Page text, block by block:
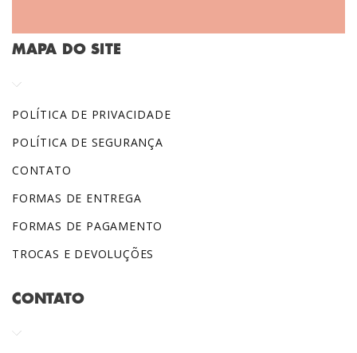
MAPA DO SITE
POLÍTICA DE PRIVACIDADE
POLÍTICA DE SEGURANÇA
CONTATO
FORMAS DE ENTREGA
FORMAS DE PAGAMENTO
TROCAS E DEVOLUÇÕES
CONTATO